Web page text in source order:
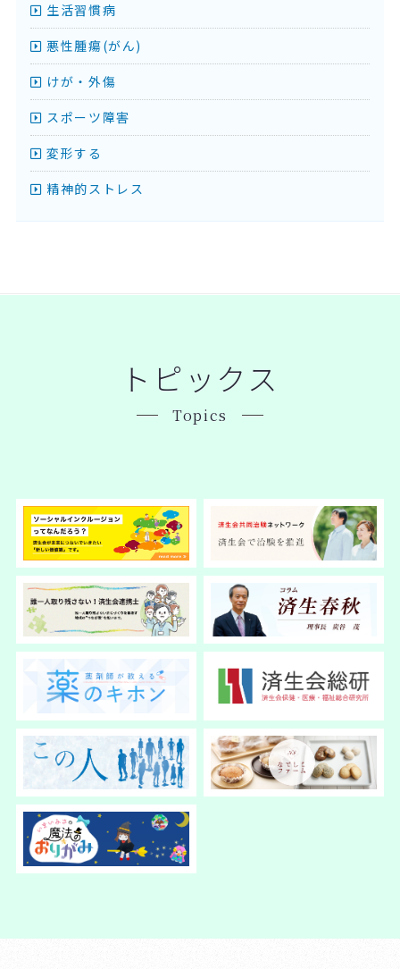
生活習慣病
悪性腫瘍(がん)
けが・外傷
スポーツ障害
変形する
精神的ストレス
トピックス
Topics